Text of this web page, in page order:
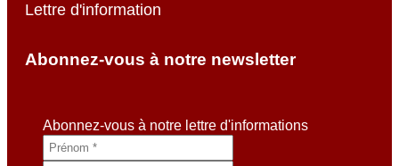
Lettre d'information
Abonnez-vous à notre newsletter
Abonnez-vous à notre lettre d'informations